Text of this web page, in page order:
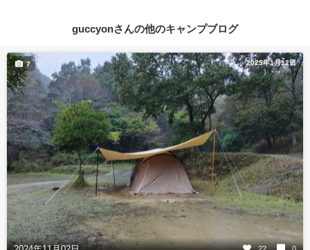
guccyonさんの他のキャンプブログ
2025年1月12日
7